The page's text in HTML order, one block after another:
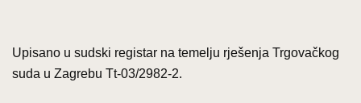
Upisano u sudski registar na temelju rješenja Trgovačkog
suda u Zagrebu Tt-03/2982-2.